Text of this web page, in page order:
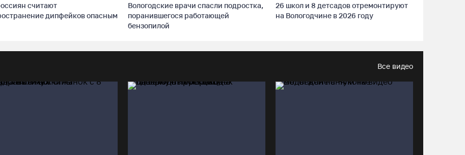
05.08.26 / 17:09
считают
дипфейков опасным
Вологодские врачи спасли подростка,
поранившегося работающей
бензопилой
26 школ и 8 детсадов отремонтируют
на Вологодчине в 2026 году
Все видео